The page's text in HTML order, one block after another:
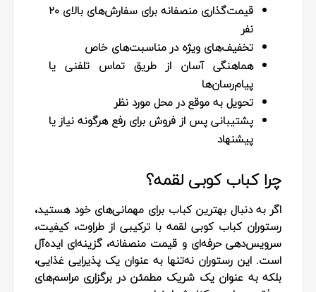
قیمت‌گذاری منصفانه برای سفارش‌های بالای ۲۰
نفر
تخفیف‌های ویژه در مناسبت‌های خاص
هماهنگی آسان از طریق تماس تلفنی یا
پیام‌رسان‌ها
تحویل به موقع در محل مورد نظر
پشتیبانی پس از فروش برای رفع هرگونه نیاز یا
پیشنهاد
چرا کباب کوبی لقمه؟
اگر به دنبال بهترین کباب برای مهمانی‌های خود هستید،
رستوران کباب کوبی لقمه با ترکیبی از طراوت، کیفیت،
سرویس‌دهی حرفه‌ای و قیمت منصفانه، گزینه‌ای ایده‌آل
است. این رستوران نه‌تنها به عنوان یک پذیرایی غذایی،
بلکه به عنوان یک شریک مطمئن در برگزاری مراسم‌های